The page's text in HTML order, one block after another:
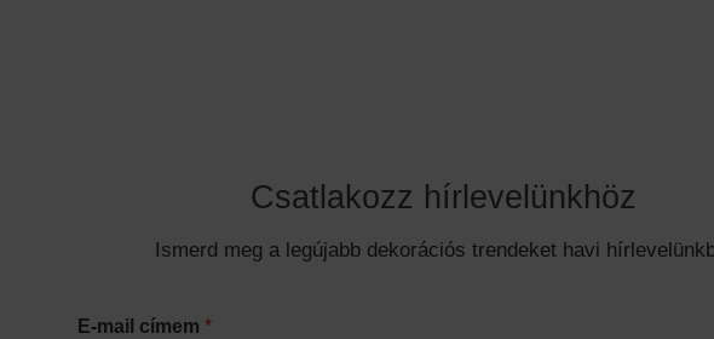
Csatlakozz hírlevelünkhöz
Ismerd meg a legújabb dekorációs trendeket havi
E-mail címem *